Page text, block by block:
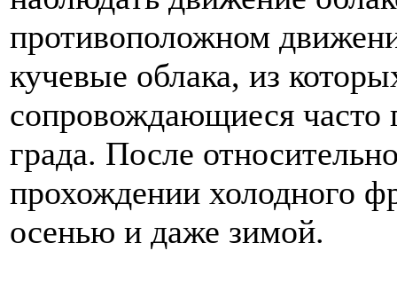
противоположном
кучевые облака, из
сопровождающиеся часто
града. После
прохождении холодного
осенью и даже зимой.